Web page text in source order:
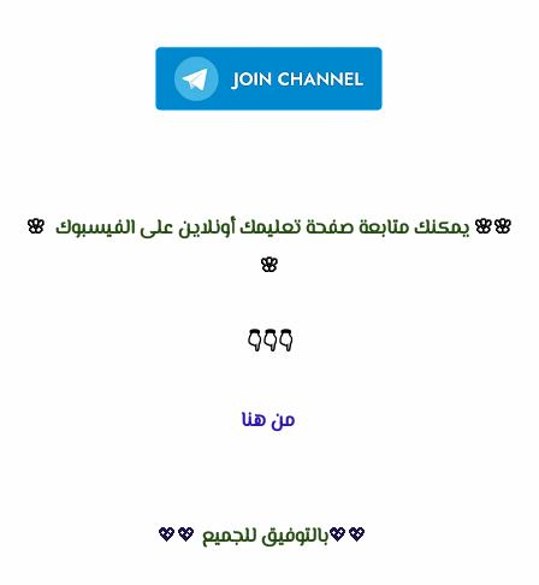
🌸🌸 يمكنك متابعة صفحة تعليمك أونلاين على الفيسبوك 🌸
🌸
👇
👇
👇
من هنا
💖💖بالتوفيق للجميع 💖💖